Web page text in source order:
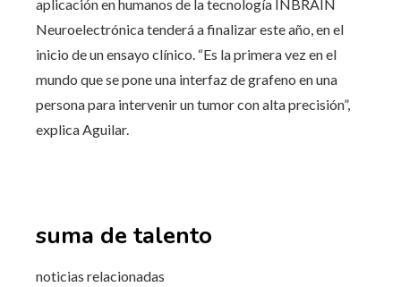
aplicación en humanos de la tecnología INBRAIN
Neuroelectrónica tenderá a finalizar este año, en el
inicio de un ensayo clínico. “Es la primera vez en el
mundo que se pone una interfaz de grafeno en una
persona para intervenir un tumor con alta precisión”,
explica Aguilar.
suma de talento
noticias relacionadas